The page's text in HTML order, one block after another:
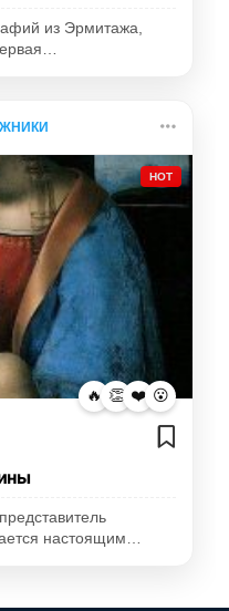
из Эрмитажа,
HOT
🔥 👏 ❤️ 😮
настоящим…